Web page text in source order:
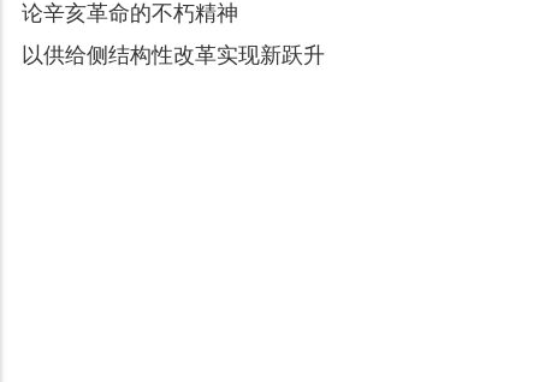
论辛亥革命的不朽精神
以供给侧结构性改革实现新跃升